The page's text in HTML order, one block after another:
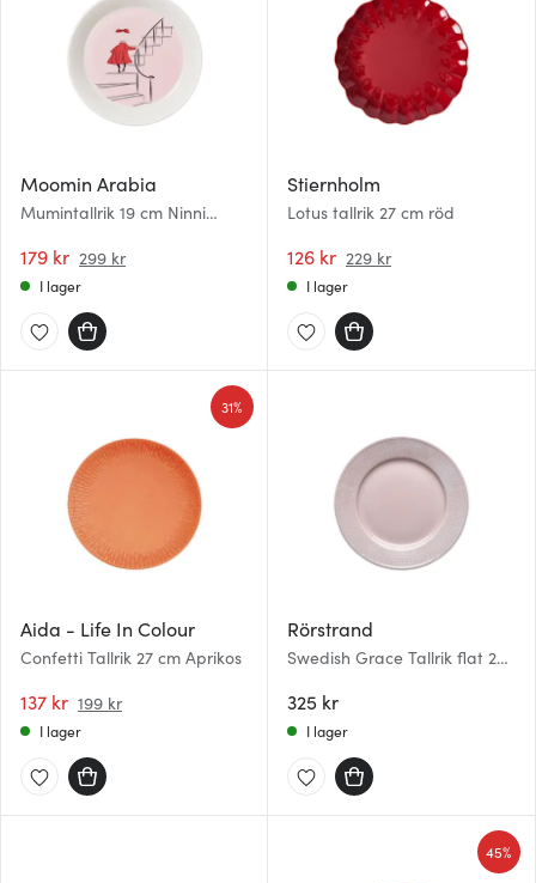
Moomin Arabia
Mumintallrik 19 cm Ninni
179 kr 299 kr
I lager
Stiernholm
Lotus tallrik 27 cm röd
126 kr 229 kr
I lager
Aida - Life In Colour
Confetti Tallrik 27 cm Aprikos
137 kr 199 kr
31%
I lager
Rörstrand
Swedish Grace Tallrik flat 27
325 kr
I lager
45%